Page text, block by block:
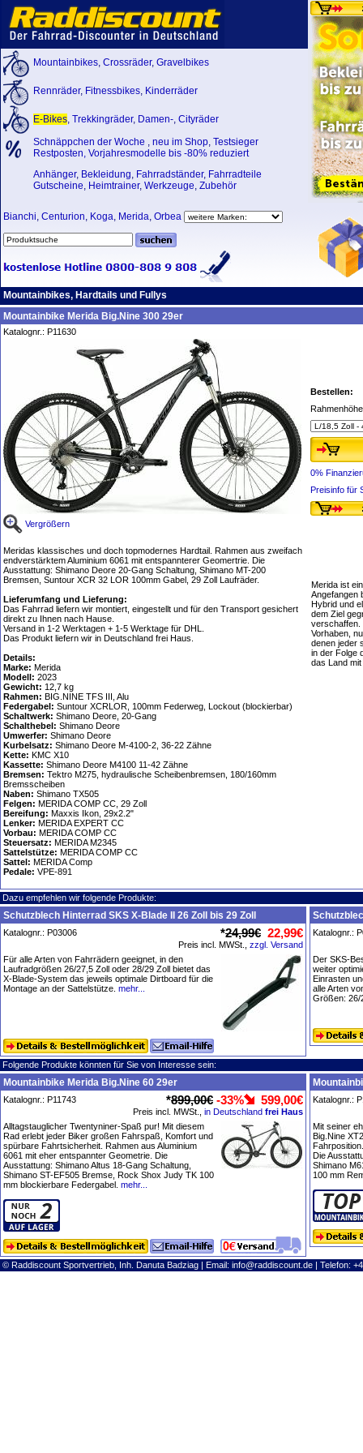
Mountainbikes, Crossräder, Gravelbikes
Rennräder, Fitnessbikes, Kinderräder
E-Bikes, Trekkingräder, Damen-, Cityräder
Schnäppchen der Woche , neu im Shop, Testsieger
Restposten, Vorjahresmodelle bis -80% reduziert
Anhänger, Bekleidung, Fahrradständer, Fahrradteile
Gutscheine, Heimtrainer, Werkzeuge, Zubehör
Bianchi, Centurion, Koga, Merida, Orbea
Mountainbikes, Hardtails und Fullys
Mountainbike Merida Big.Nine 300 29er
Katalognr.: P11630
Vergrößern
Meridas klassisches und doch topmodernes Hardtail. Rahmen aus zweifach
endverstärktem Aluminium 6061 mit entspannterer Geomertrie. Die
Ausstattung: Shimano Deore 20-Gang Schaltung, Shimano MT-200
Bremsen, Suntour XCR 32 LOR 100mm Gabel, 29 Zoll Laufräder.
Lieferumfang und Lieferung:
Das Fahrrad liefern wir montiert, eingestellt und für den Transport gesichert
direkt zu Ihnen nach Hause.
Versand in 1-2 Werktagen + 1-5 Werktage für DHL.
Das Produkt liefern wir in Deutschland frei Haus.
Details:
Marke: Merida
Modell: 2023
Gewicht: 12,7 kg
Rahmen: BIG.NINE TFS III, Alu
Federgabel: Suntour XCRLOR, 100mm Federweg, Lockout (blockierbar)
Schaltwerk: Shimano Deore, 20-Gang
Schalthebel: Shimano Deore
Umwerfer: Shimano Deore
Kurbelsatz: Shimano Deore M-4100-2, 36-22 Zähne
Kette: KMC X10
Kassette: Shimano Deore M4100 11-42 Zähne
Bremsen: Tektro M275, hydraulische Scheibenbremsen, 180/160mm
Bremsscheiben
Naben: Shimano TX505
Felgen: MERIDA COMP CC, 29 Zoll
Bereifung: Maxxis Ikon, 29x2.2"
Lenker: MERIDA EXPERT CC
Vorbau: MERIDA COMP CC
Steuersatz: MERIDA M2345
Sattelstütze: MERIDA COMP CC
Sattel: MERIDA Comp
Pedale: VPE-891
Bestellen:
0%
Preisinfo für
Merida ist
Angefangen
Hybrid und
dem Ziel
verschaffen.
Vorhaben,
denen jeder
in der Folge
das Land
Dazu empfehlen wir folgende Produkte:
Schutzblech Hinterrad SKS X-Blade II 26 Zoll bis 29 Zoll
Katalognr.: P03006 *24,99€ 22,99€
Preis incl. MWSt., zzgl. Versand
Für alle Arten von Fahrrädern geeignet, in den
Laufradgrößen 26/27,5 Zoll oder 28/29 Zoll bietet das
X-Blade-System das jeweils optimale Dirtboard für die
Montage an der Sattelstütze. mehr...
Katalognr.:
Der SKS-
weiter
Einrasten
alle Arten
Größen: 26/
Folgende Produkte könnten für Sie von Interesse sein:
Mountainbike Merida Big.Nine 60 29er
Katalognr.: P11743 *899,00€ -33% 599,00€
Preis incl. MWSt., in Deutschland frei Haus
Alltagstauglicher Twentyniner-Spaß pur! Mit diesem
Rad erlebt jeder Biker großen Fahrspaß, Komfort und
spürbare Fahrtsicherheit. Rahmen aus Aluminium
6061 mit eher entspannter Geometrie. Die
Ausstattung: Shimano Altus 18-Gang Schaltung,
Shimano ST-EF505 Bremse, Rock Shox Judy TK 100
mm blockierbare Federgabel. mehr...
Katalognr.:
Mit seiner
Big.Nine
Die
Shimano
100 mm
© Raddiscount Sportvertrieb, Inh. Danuta Badziag | Email: info@raddiscount.de | Telefon: